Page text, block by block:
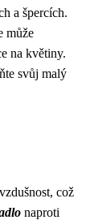
a špercích.
může
na květiny.
svůj malý
což
naproti